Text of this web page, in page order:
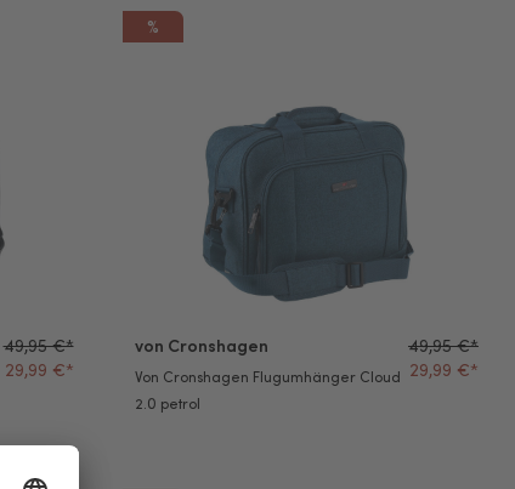
49,95 €*
29,99 €*
%
von Cronshagen
Von Cronshagen Flugumhänger Cloud
2.0 petrol
49,95 €*
29,99 €*